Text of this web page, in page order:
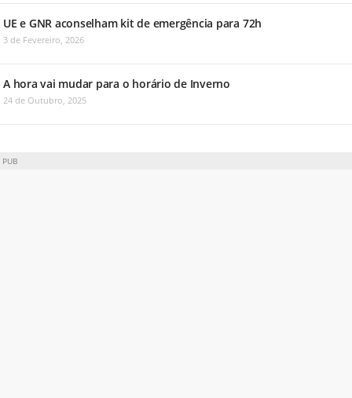
UE e GNR aconselham kit de emergência para 72h
3 de Fevereiro, 2026
A hora vai mudar para o horário de Inverno
24 de Outubro, 2025
PUB